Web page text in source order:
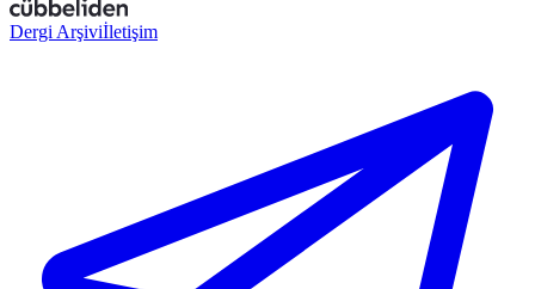
Dergi Arşiviİletişim